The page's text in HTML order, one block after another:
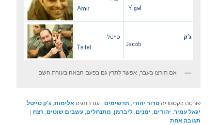
אם תירצו בעבר, אפשר לתרץ גם בפעם הבאה בעזרת השם
פורסם בקטגוריה טרור יהודי, תרשימים |עם התגים אלימות, ג'ק טייטל,
יגאל עמיר, יהודים, ימנים,ליברמן, מתנחלים,עשבים שוטים, רצח |
תגובהאחת